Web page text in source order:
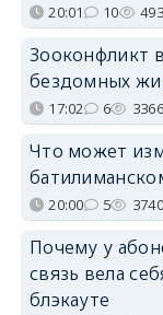
20:01 10
Зооконфликт
бездомных
17:02 6 3366
Что может
20:00 5 3740
Почему у
связь вела
блэкауте